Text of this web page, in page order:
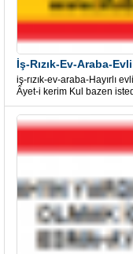
iş-rızık-ev-araba-Hayırlı
Âyet-i kerim Kul bazen